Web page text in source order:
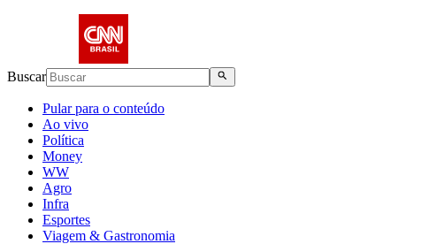
Buscar
Pular para o conteúdo
Ao vivo
Política
Money
WW
Agro
Infra
Esportes
Viagem & Gastronomia